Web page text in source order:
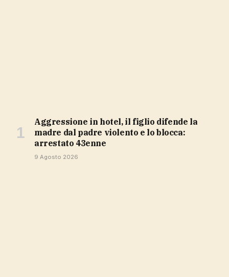
Aggressione in hotel, il figlio difende la
madre dal padre violento e lo blocca:
arrestato 43enne
9 Agosto 2026